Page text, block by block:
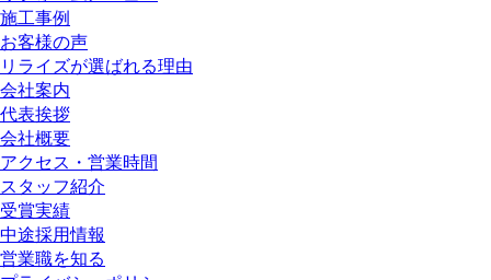
施工事例
お客様の声
リライズが選ばれる理由
会社案内
代表挨拶
会社概要
アクセス・営業時間
スタッフ紹介
受賞実績
中途採用情報
営業職を知る